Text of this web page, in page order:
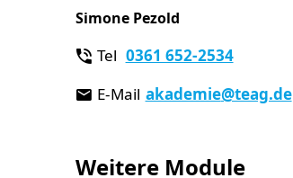
Simone Pezold
Tel 0361 652-2534
E-Mail akademie@teag.de
Weitere Module